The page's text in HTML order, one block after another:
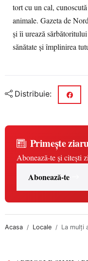
tort cu un cal,
animale. Gazeta de
și îi urează
sănătate și împlinirea
Distribuie:
Primește
Abonează-te și citești
Abonează-te
Acasa Locale La mulți